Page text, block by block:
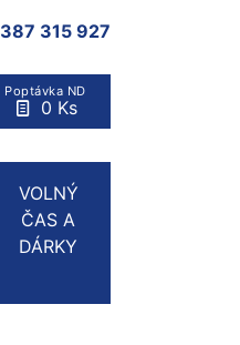
387 315 927
Poptávka ND
0 Ks
VOLNÝ
ČAS A
DÁRKY